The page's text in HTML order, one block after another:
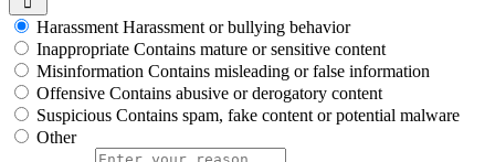
Harassment Harassment or bullying behavior
Inappropriate Contains mature or sensitive content
Misinformation Contains misleading or false information
Offensive Contains abusive or derogatory content
Suspicious Contains spam, fake content or potential malware
Other